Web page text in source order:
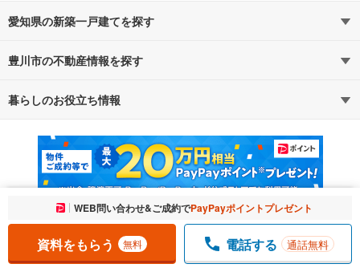
お気に入りに追加しました。 一覧を開く
WEB問い合わせ&ご成約でPayPayポイントプレゼント
資料をもらう 無料 電話する 通話無料
愛知県の新築一戸建てを探す
路線・駅から探す
通勤・通学時間から探す
豊川市の不動産情報を探す
不動産・住宅
新築マンション 中古マンション
新築一戸建て 中古一戸建て
注文住宅 土地
売却査定
暮らしのお役立ち情報
マンションカタログ 教えて！住まいの先生